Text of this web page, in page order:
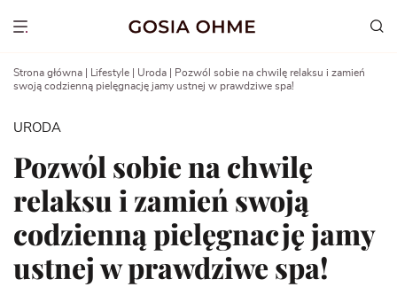
Show menu
Strona główna Lifestyle Uroda
Pozwól sobie na chwilę relaksu i zamień
swoją codzienną pielęgnację jamy ustnej w prawdziwe spa!
URODA
Pozwól sobie na chwilę
relaksu i zamień swoją
codzienną pielęgnację jamy
ustnej w prawdziwe spa!